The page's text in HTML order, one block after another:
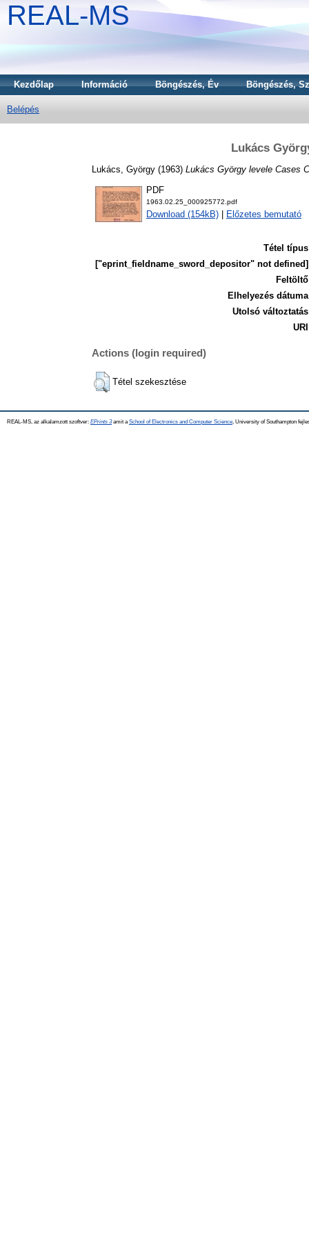
REAL-MS
Kezdőlap Információ Böngészés, Év Böngészés,
Belépés
Lukács
Lukács, György (1963) Lukács György levele Cases
PDF
1963.02.25_000925772.pdf
Download (154kB) Előzetes bemutató
Tétel
["eprint_fieldname_sword_depositor" not
Elhelyezés
Utolsó
Actions (login required)
Tétel szekesztése
REAL-MS, az alkalamzott szoftver: EPrints 3amit a School of Electronics and Computer Science , University of Southampton